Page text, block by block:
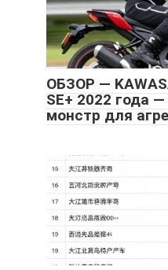
ОБЗОР —
SE+ 2022 года
монстр для